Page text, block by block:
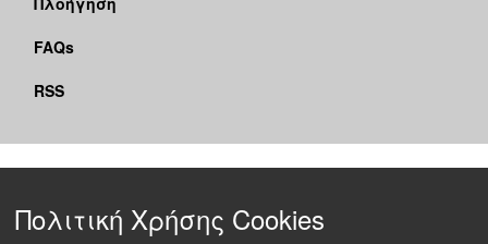
FAQs
RSS
Πολιτική Χρήσης Cookies